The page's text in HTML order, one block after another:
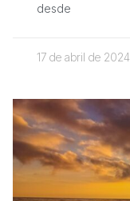
desde
17 de abril de 2024